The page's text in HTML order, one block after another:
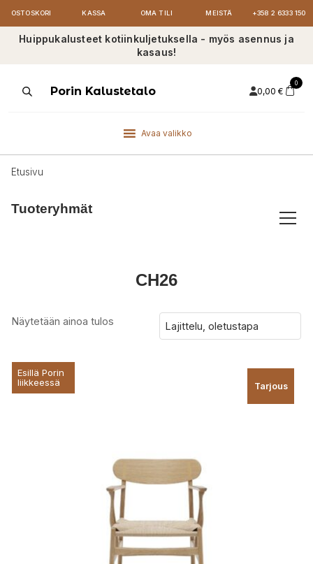
OSTOSKORI KASSA OMA TILI MEISTÄ +358 2 6333 150
Huippukalusteet kotiinkuljetuksella - myös asennus ja
kasaus!
ProductsPorin Kalustetalo 0,00 €
0
Avaa valikko
Etusivu
Tuoteryhmät
CH26
Näytetään ainoa tulos
Esillä Porin
liikkeessä
Tarjous